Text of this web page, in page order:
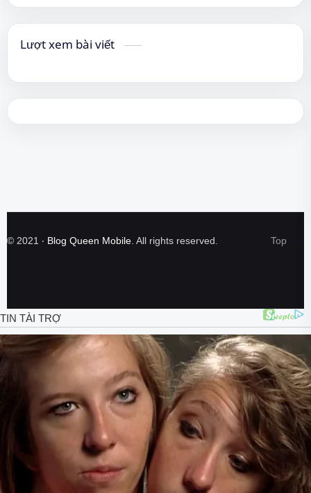
Lượt xem bài viết
© 2021 ‧ Blog Queen Mobile . All rights reserved.